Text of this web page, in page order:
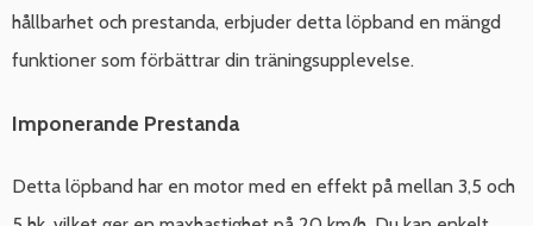
hållbarhet och prestanda, erbjuder detta löpband en mängd
funktioner som förbättrar din träningsupplevelse.
Imponerande Prestanda
Detta löpband har en motor med en effekt på mellan 3,5 och